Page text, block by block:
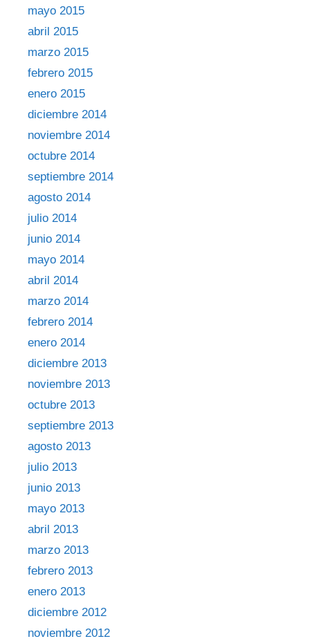
mayo 2015
abril 2015
marzo 2015
febrero 2015
enero 2015
diciembre 2014
noviembre 2014
octubre 2014
septiembre 2014
agosto 2014
julio 2014
junio 2014
mayo 2014
abril 2014
marzo 2014
febrero 2014
enero 2014
diciembre 2013
noviembre 2013
octubre 2013
septiembre 2013
agosto 2013
julio 2013
junio 2013
mayo 2013
abril 2013
marzo 2013
febrero 2013
enero 2013
diciembre 2012
noviembre 2012